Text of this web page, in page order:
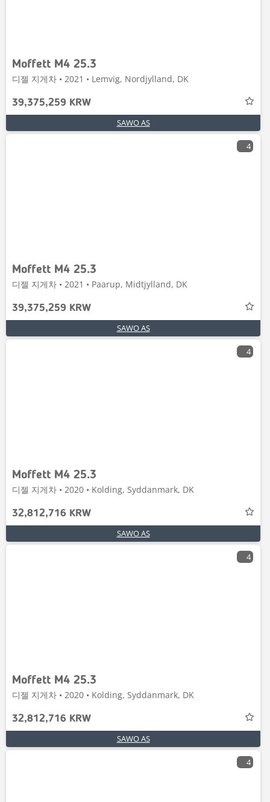
Moffett M4 25.3
디젤 지게차 • 2021 • Lemvig, Nordjylland, DK
39,375,259 KRW
SAWO AS
4
Moffett M4 25.3
디젤 지게차 • 2021 • Paarup, Midtjylland, DK
39,375,259 KRW
SAWO AS
4
Moffett M4 25.3
디젤 지게차 • 2020 • Kolding, Syddanmark, DK
32,812,716 KRW
SAWO AS
4
Moffett M4 25.3
디젤 지게차 • 2020 • Kolding, Syddanmark, DK
32,812,716 KRW
SAWO AS
4